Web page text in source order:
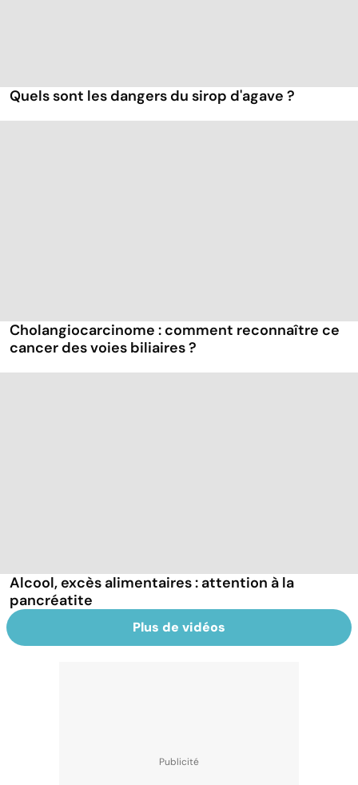
Quels sont les dangers du sirop d'agave ?
Cholangiocarcinome : comment reconnaître ce
cancer des voies biliaires ?
Alcool, excès alimentaires : attention à la
pancréatite
Plus de vidéos